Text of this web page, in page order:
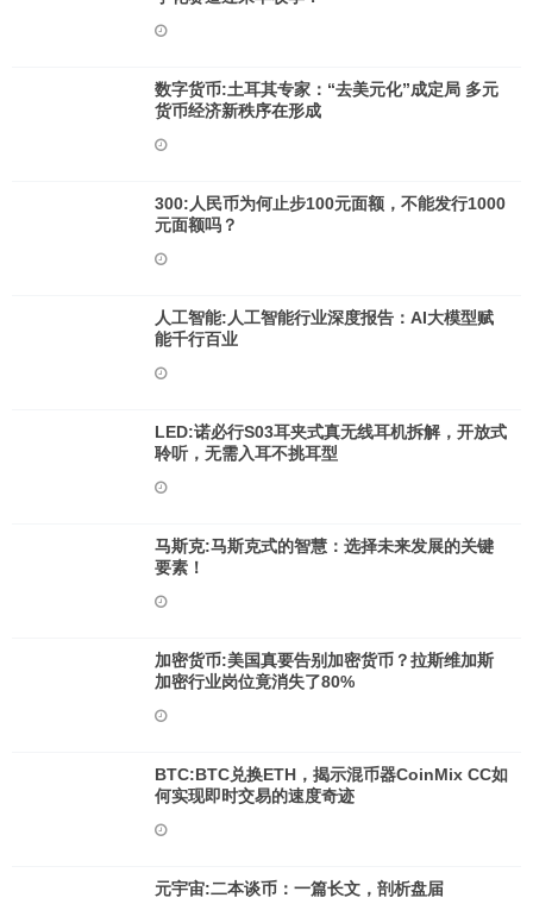
数字货币:土耳其专家：“去美元化”成定局 多元
货币经济新秩序在形成
300:人民币为何止步100元面额，不能发行1000
元面额吗？
人工智能:人工智能行业深度报告：AI大模型赋
能千行百业
LED:诺必行S03耳夹式真无线耳机拆解，开放式
聆听，无需入耳不挑耳型
马斯克:马斯克式的智慧：选择未来发展的关键
要素！
加密货币:美国真要告别加密货币？拉斯维加斯
加密行业岗位竟消失了80%
BTC:BTC兑换ETH，揭示混币器CoinMix CC如
何实现即时交易的速度奇迹
元宇宙:二本谈币：一篇长文，剖析盘届